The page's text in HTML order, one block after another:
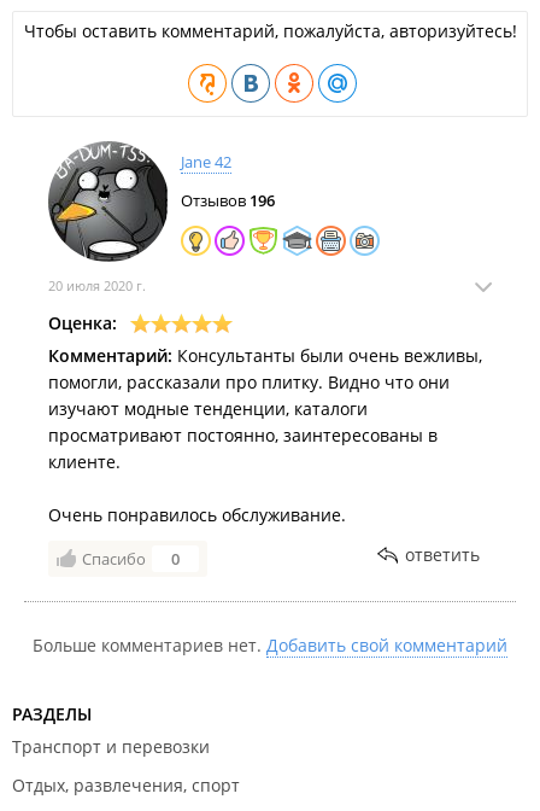
Чтобы оставить комментарий, пожалуйста, авторизуйтесь!
Jane 42
Отзывов 196
20 июля 2020 г.
Оценка:
Комментарий: Консультанты были очень вежливы,
помогли, рассказали про плитку. Видно что они
изучают модные тенденции, каталоги
просматривают постоянно, заинтересованы в
клиенте.
Очень понравилось обслуживание.
Спасибо 0 ответить
Больше комментариев нет. Добавить свой комментарий
РАЗДЕЛЫ
Транспорт и перевозки
Отдых, развлечения, спорт